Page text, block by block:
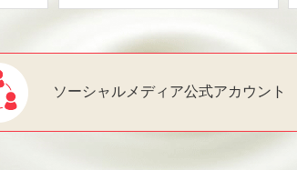
ソーシャルメディア公式アカウント